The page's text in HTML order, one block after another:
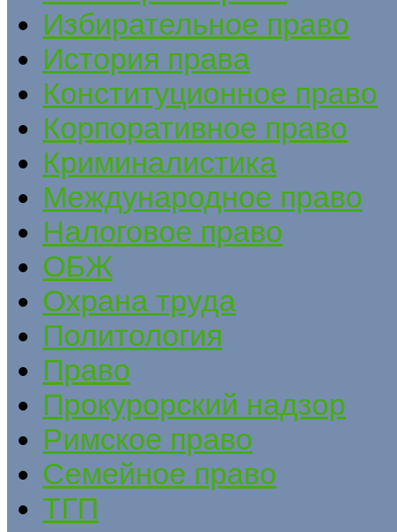
Избирательное право
История права
Конституционное право
Корпоративное право
Криминалистика
Международное право
Налоговое право
ОБЖ
Охрана труда
Политология
Право
Прокурорский надзор
Римское право
Семейное право
ТГП